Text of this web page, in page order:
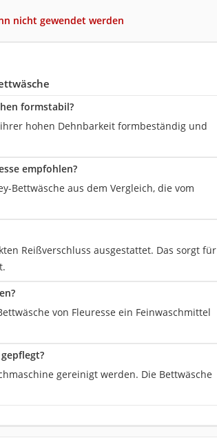
nicht gewendet werden
formstabil?
ihrer hohen Dehnbarkeit formbeständig und
empfohlen?
Bettwäsche aus dem Vergleich, die vom
Reißverschluss ausgestattet. Das sorgt für
von Fleuresse ein Feinwaschmittel
gereinigt werden. Die Bettwäsche